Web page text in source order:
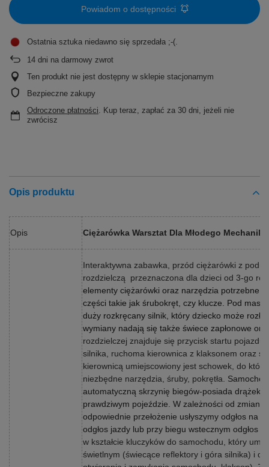
Powiadom o dostępności
Ostatnia sztuka niedawno się sprzedała ;-(
14 dni na darmowy zwrot
Ten produkt nie jest dostępny w sklepie stacjonarnym
Bezpieczne zakupy
Odroczone płatności. Kup teraz, zapłać za 30 dni, jeżeli nie
zwrócisz
Opis produktu
Opis Ciężarówka Warsztat Dla Młodego Mechanika
Interaktywna zabawka, przód ciężarówki z
rozdzielczą przeznaczona dla dzieci od 3-go
elementy ciężarówki oraz narzędzia potrzebne
części takie jak śrubokręt, czy klucze. Pod
duży rozkręcany silnik, który dziecko może
wymiany nadają się także świece zapłonowe
rozdzielczej znajduje się przycisk startu pojazdu
silnika, ruchoma kierownica z klaksonem oraz
kierownicą umiejscowiony jest schowek, do
niezbędne narzędzia, śruby, pokrętła.
automatyczną skrzynię biegów-posiada drążek
prawdziwym pojeździe. W zależności od zmiany
odpowiednie przełożenie usłyszymy odgłos na
odgłos jazdy lub przy biegu wstecznym odgłos
w kształcie kluczyków do samochodu, który
świetlnym (świecące reflektory i góra silnika) i